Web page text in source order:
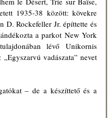
1935-38 között: kövekre
D. Rockefeller Jr. építtette és
a parkot New York
lévő Unikornis
vadászata” nevet
– de a készíttető és a